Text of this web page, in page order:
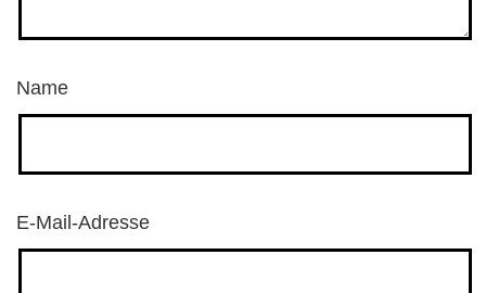
Name
E-Mail-Adresse